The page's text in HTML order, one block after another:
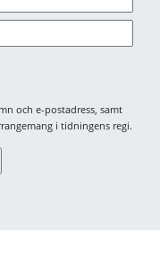
och e-postadress, samt
i tidningens regi.